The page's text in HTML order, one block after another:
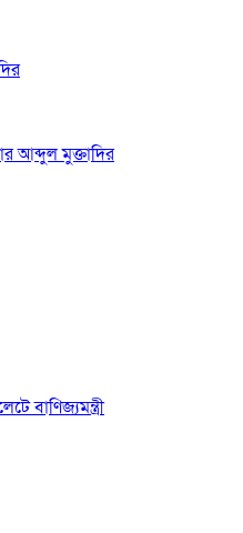
আব্দুল মুক্তাদির
বাণিজ্যমন্ত্রী